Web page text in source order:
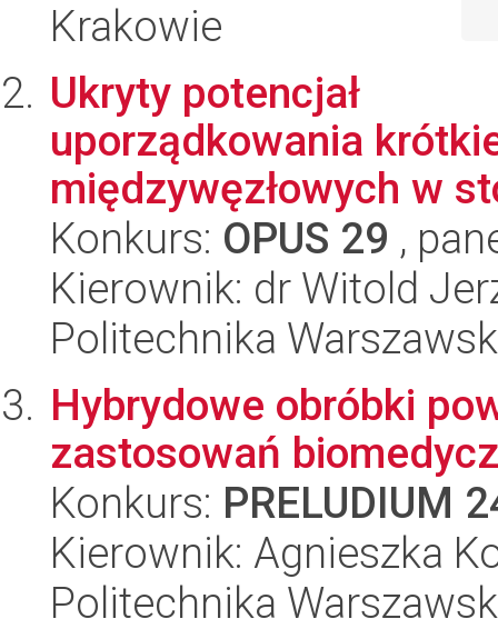
Krakowie
Ukryty potencjał
uporządkowania
międzywęzłowych w
Konkurs: OPUS 29 ,
Kierownik: dr Witold
Politechnika
Hybrydowe obróbki
zastosowań
Konkurs: PRELUDIUM
Kierownik: Agnieszka
Politechnika